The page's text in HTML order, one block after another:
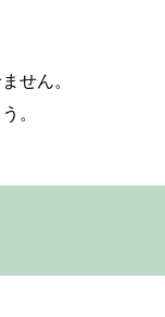
せん。
。